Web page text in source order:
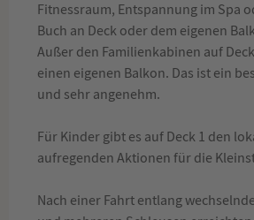
Fitnessraum, Entspannung im Spa
Buch an Deck oder dem eigenen
Außer den Familienkabinen auf
einen eigenen Balkon. Das ist ein
und sehr angenehm.
Für Kinder gibt es auf Deck 1 den
aufregenden Aktionen für die
Nach einer Fahrt entlang